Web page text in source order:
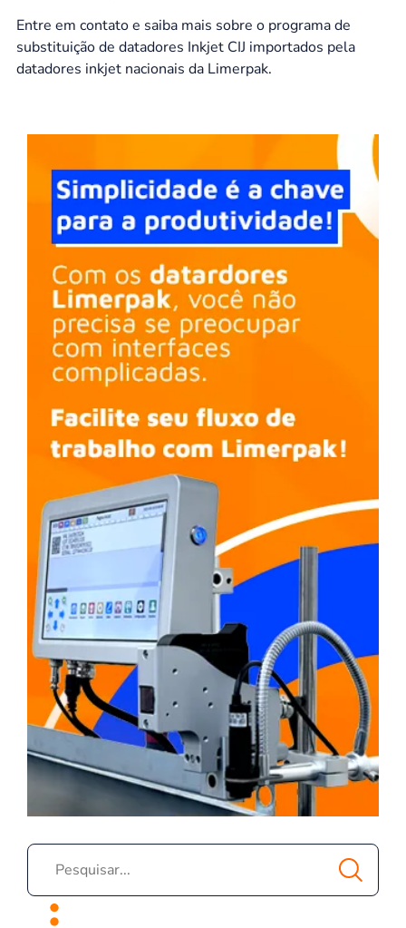
Entre em contato e saiba mais sobre o programa de
substituição de datadores Inkjet CIJ importados pela
datadores inkjet nacionais da Limerpak.